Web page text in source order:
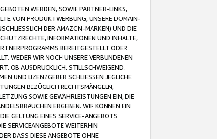
WERDEN, SOWIE PARTNER-LINKS,
VON PRODUKTWERBUNG, UNSERE DOMAIN-
DER AMAZON-MARKEN) UND DIE
INFORMATIONEN UND INHALTE,
BEREITGESTELLT ODER
WEDER WIR NOCH UNSERE VERBUNDENEN
OB AUSDRÜCKLICH, STILLSCHWEIGEND,
UND LIZENZGEBER SCHLIESSEN JEGLICHE
BEZÜGLICH RECHTSMÄNGELN,
SOWIE GEWÄHRLEISTUNGEN EIN, DIE
ERGEBEN. WIR KÖNNEN EIN
GELTUNG EINES SERVICE-ANGEBOTS
SERVICEANGEBOTE WEITERHIN
DASS DIESE ANGEBOTE OHNE